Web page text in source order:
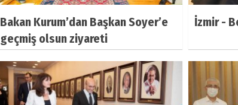
Bakan Kurum’dan Başkan Soyer’e
geçmiş olsun ziyareti
İzmir -